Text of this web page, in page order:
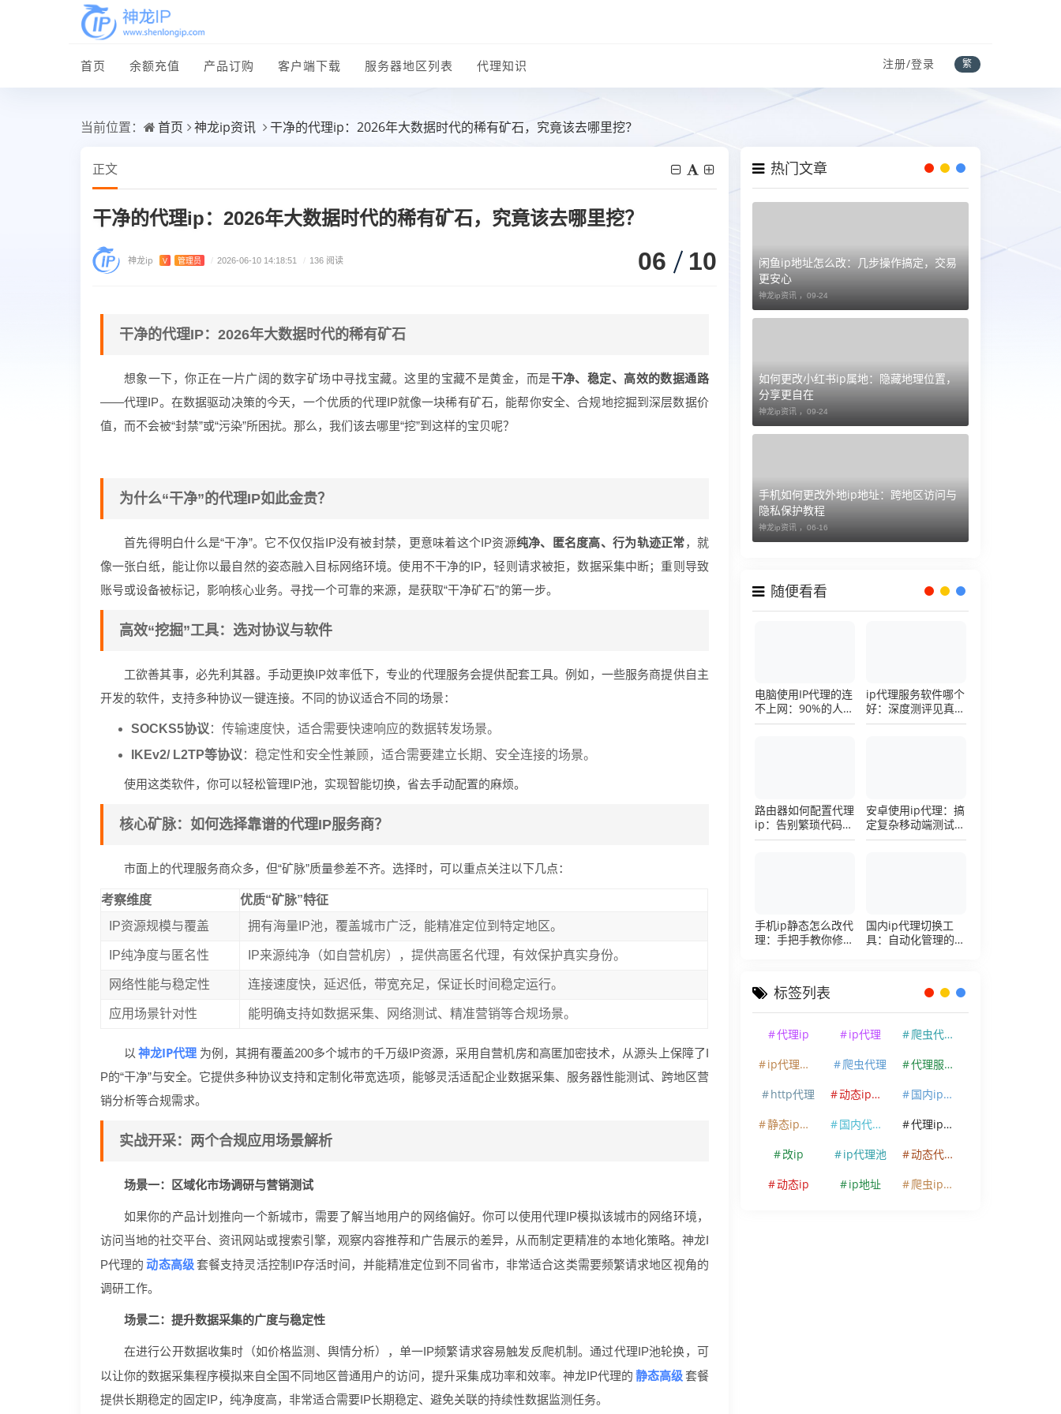
首页 余额充值 产品订购 客户端下载 服务器地区列表 代理知识 注册/登录 繁
当前位置： 首页 神龙ip资讯 干净的代理ip：2026年大数据时代的稀有矿石，究竟该去哪里挖？
正文
干净的代理ip：2026年大数据时代的稀有矿石，究竟该去哪里挖？
神龙ip V 管理员 / 2026-06-10 14:18:51 / 136 阅读 06 10
干净的代理IP：2026年大数据时代的稀有矿石
想象一下，你正在一片广阔的数字矿场中寻找宝藏。这里的宝藏不是黄金，而是干净、稳定、高效的数据通路
——代理IP。在数据驱动决策的今天，一个优质的代理IP就像一块稀有矿石，能帮你安全、合规地挖掘到深层数据价
值，而不会被“封禁”或“污染”所困扰。那么，我们该去哪里“挖”到这样的宝贝呢？
为什么“干净”的代理IP如此金贵？
首先得明白什么是“干净”。它不仅仅指IP没有被封禁，更意味着这个IP资源纯净、匿名度高、行为轨迹正常，就
像一张白纸，能让你以最自然的姿态融入目标网络环境。使用不干净的IP，轻则请求被拒，数据采集中断；重则导致
账号或设备被标记，影响核心业务。寻找一个可靠的来源，是获取“干净矿石”的第一步。
高效“挖掘”工具：选对协议与软件
工欲善其事，必先利其器。手动更换IP效率低下，专业的代理服务会提供配套工具。例如，一些服务商提供自主
开发的软件，支持多种协议一键连接。不同的协议适合不同的场景：
SOCKS5协议 ：传输速度快，适合需要快速响应的数据转发场景。
IKEv2/ L2TP等协议 ：稳定性和安全性兼顾，适合需要建立长期、安全连接的场景。
使用这类软件，你可以轻松管理IP池，实现智能切换，省去手动配置的麻烦。
核心矿脉：如何选择靠谱的代理IP服务商？
市面上的代理服务商众多，但“矿脉”质量参差不齐。选择时，可以重点关注以下几点：
考察维度
优质“矿脉”特征
IP资源规模与覆盖
拥有海量IP池，覆盖城市广泛，能精准定位到特定地区。
IP纯净度与匿名性 IP来源纯净（如自营机房），提供高匿名代理，有效保护真实身份。
网络性能与稳定性 连接速度快，延迟低，带宽充足，保证长时间稳定运行。
应用场景针对性 能明确支持如数据采集、网络测试、精准营销等合规场景。
以 神龙IP代理 为例，其拥有覆盖200多个城市的千万级IP资源，采用自营机房和高匿加密技术，从源头上保障了I
P的“干净”与安全。它提供多种协议支持和定制化带宽选项，能够灵活适配企业数据采集、服务器性能测试、跨地区营
销分析等合规需求。
实战开采：两个合规应用场景解析
场景一：区域化市场调研与营销测试
如果你的产品计划推向一个新城市，需要了解当地用户的网络偏好。你可以使用代理IP模拟该城市的网络环境，
访问当地的社交平台、资讯网站或搜索引擎，观察内容推荐和广告展示的差异，从而制定更精准的本地化策略。神龙I
P代理的 动态高级 套餐支持灵活控制IP存活时间，并能精准定位到不同省市，非常适合这类需要频繁请求地区视角的
调研工作。
场景二：提升数据采集的广度与稳定性
在进行公开数据收集时（如价格监测、舆情分析），单一IP频繁请求容易触发反爬机制。通过代理IP池轮换，可
以让你的数据采集程序模拟来自全国不同地区普通用户的访问，提升采集成功率和效率。神龙IP代理的 静态高级 套餐
提供长期稳定的固定IP，纯净度高，非常适合需要IP长期稳定、避免关联的持续性数据监测任务。
热门文章
闲鱼ip地址怎么改：几步操作搞定，交易
更安心
神龙ip资讯 ， 09-24
如何更改小红书ip属地：隐藏地理位置，
分享更自在
神龙ip资讯 ， 09-24
手机如何更改外地ip地址：跨地区访问与
隐私保护教程
神龙ip资讯 ， 06-16
随便看看
电脑使用IP代理的连
不上网：90%的人踩
过这个坑，一招修复
ip代理服务软件哪个
好：深度测评见真
章，帮你把钱花在刀
路由器如何配置代理
ip：告别繁琐代码，
详解底层配置逻辑
安卓使用ip代理：搞
定复杂移动端测试环
境的超详细配置手册
手机ip静态怎么改代
理：手把手教你修改
国内ip代理切换工
具：自动化管理的效
标签列表
代理ip ip代理
爬虫代理ip
ip代理软件
爬虫代理
代理服务器
http代理
动态ip代理
国内ip代理
静态ip代理
国内代理ip
代理ip软件
改ip
ip代理池
动态代理ip
动态ip
ip地址 爬虫ip代理